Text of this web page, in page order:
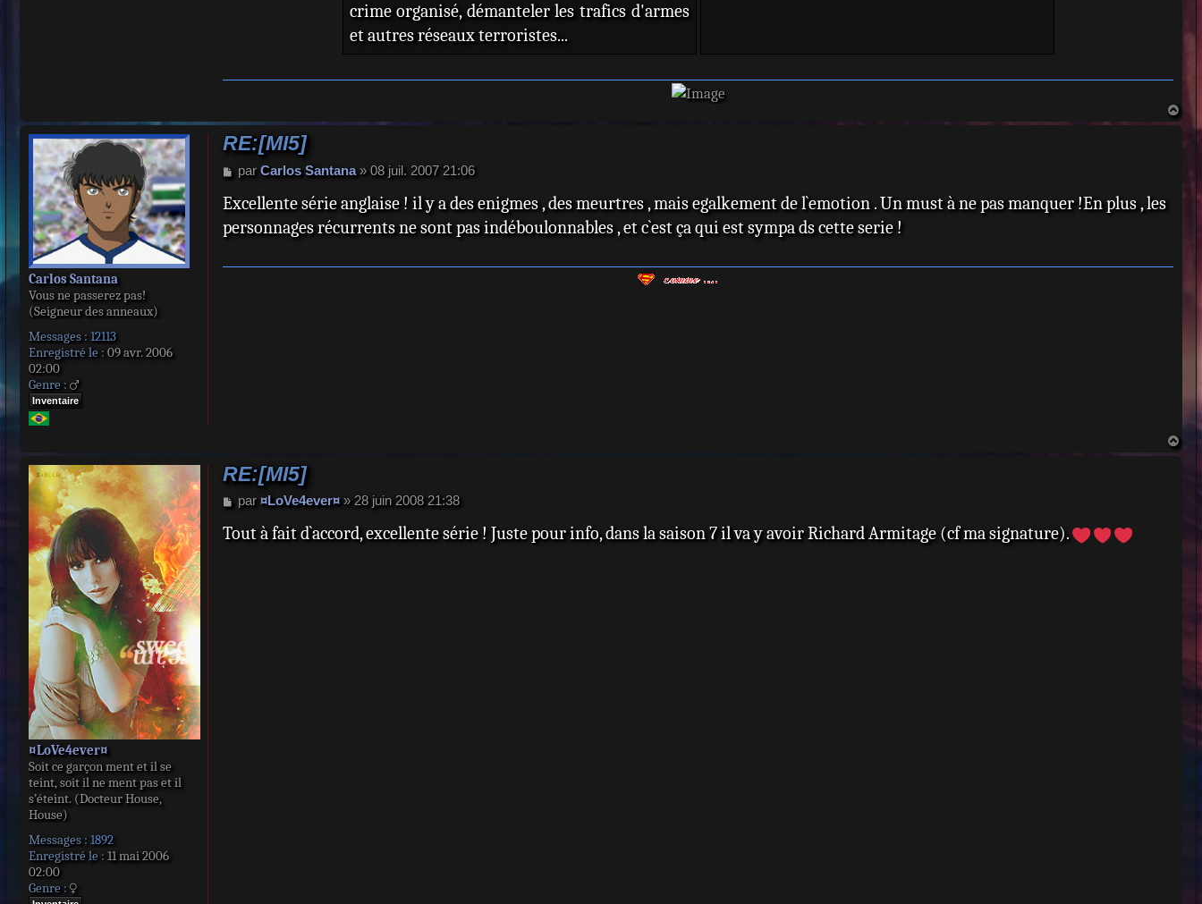
Rory MacGregor : Colin Wells
crime organisé, démanteler les trafics d'armes
et autres réseaux terroristes...
Carlos Santana
Vous ne passerez pas!
(Seigneur des anneaux)
Messages : 12113
Enregistré le : 09 avr. 2006
02:00
Genre :
Inventaire
RE:[MI5]
M
s
a
e
par Carlos Santana» 08 juil. 2007 21:06
Excellente série anglaise ! il y a des enigmes , des meurtres , mais egalkement de l`emotion . Un must à ne pas manquer !En plus , les
personnages récurrents ne sont pas indéboulonnables , et c`est ça qui est sympa ds cette serie !
¤LoVe4ever¤
Soit ce garçon ment et il se
teint, soit il ne ment pas et il
s’éteint. (Docteur House,
House)
Messages : 1892
Enregistré le : 11 mai 2006
02:00
Genre :
RE:[MI5]
M
s
par ¤LoVe4ever¤» 28 juin 2008 21:38
Tout à fait d`accord, excellente série ! Juste pour info, dans la saison 7 il va y avoir Richard Armitage (cf ma signature).